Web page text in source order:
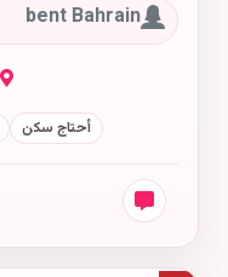
bent Bahrain
أحتاج سكن